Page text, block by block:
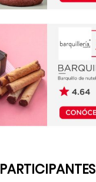
PARTICIPANTES